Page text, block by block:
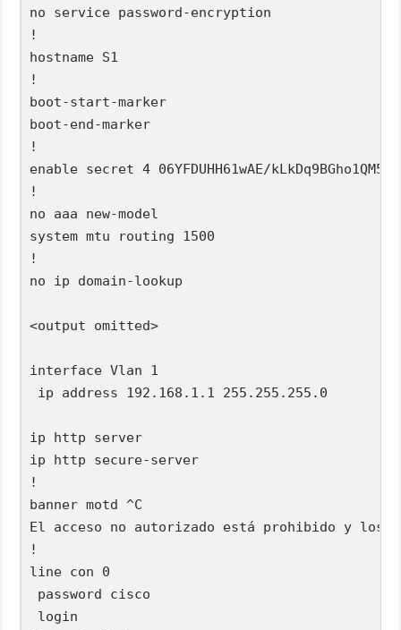
no service password-encryption
!
hostname S1
!
boot-start-marker
boot-end-marker
!
enable secret 4 06YFDUHH61wAE/
!
no aaa new-model
system mtu routing 1500
!
no ip domain-lookup
<output omitted>
interface Vlan 1
ip address 192.168.1.1 255.255.255.0
ip http server
ip http secure-server
!
banner motd ^C
El acceso no autorizado está prohibido y los
!
line con 0
password cisco
login